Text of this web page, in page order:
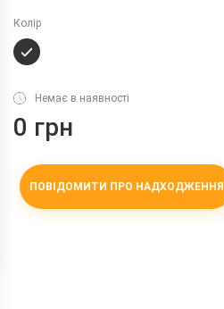
Колір
Немає в наявності
0 грн
ПОВІДОМИТИ ПРО НАДХОДЖЕННЯ